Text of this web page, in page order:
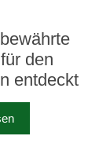
den
entdeckt